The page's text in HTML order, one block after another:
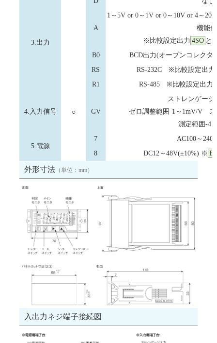
3.出力
A
1～5V or 0～1V or 0～10V or 4～
機能
※比較設定出力 4SO と
B0
BCD出力(オープンコレク
RS
RS-232C ※比較設定出力
R1
RS-485 ※比較設定出力
4.入力信号 ○ GV
ストレンゲー
ゼロ調整範囲-1～1mV/V ス
測定範囲-4
5.電源
7
AC100～
8
DC12～48V(±10%) ※ B0
外形寸法 （単位：mm）
入出力ネジ端子接続図